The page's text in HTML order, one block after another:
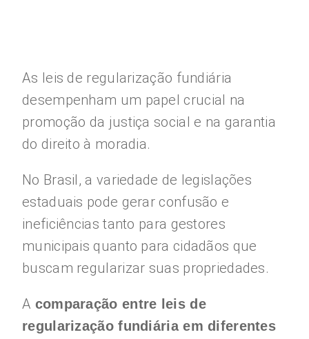
As leis de regularização fundiária
desempenham um papel crucial na
promoção da justiça social e na garantia
do direito à moradia.
No Brasil, a variedade de legislações
estaduais pode gerar confusão e
ineficiências tanto para gestores
municipais quanto para cidadãos que
buscam regularizar suas propriedades.
A comparação entre leis de
regularização fundiária em diferentes